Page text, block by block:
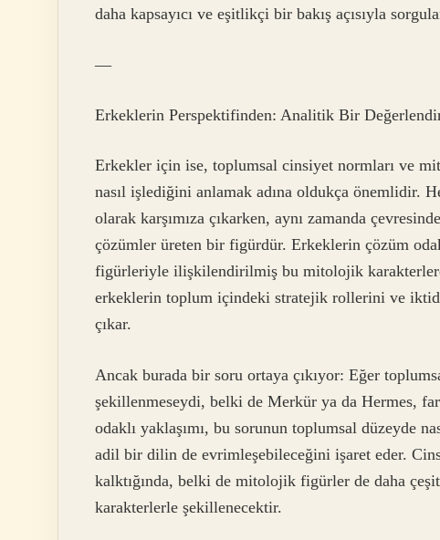
daha kapsayıcı ve eşitlikçi bir bakış açısıyla
—
Erkeklerin Perspektifinden: Analitik Bir
Erkekler için ise, toplumsal cinsiyet normları ve
nasıl işlediğini anlamak adına oldukça önemlidir.
olarak karşımıza çıkarken, aynı zamanda
çözümler üreten bir figürdür. Erkeklerin çözüm
figürleriyle ilişkilendirilmiş bu mitolojik
erkeklerin toplum içindeki stratejik rollerini ve
çıkar.
Ancak burada bir soru ortaya çıkıyor: Eğer
şekillenmeseydi, belki de Merkür ya da Hermes,
odaklı yaklaşımı, bu sorunun toplumsal düzeyde
adil bir dilin de evrimleşebileceğini işaret eder.
kalktığında, belki de mitolojik figürler de daha
karakterlerle şekillenecektir.